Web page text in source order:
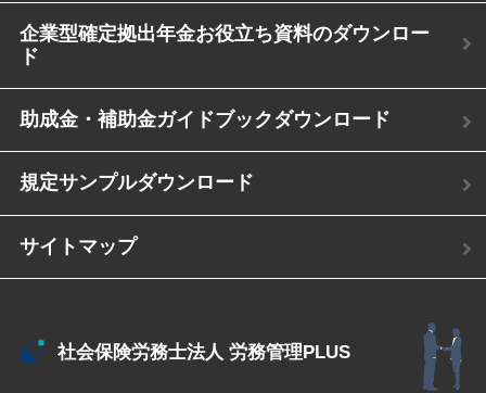
企業型確定拠出年金お役立ち資料のダウンロー
ド
助成金・補助金ガイドブックダウンロード
規定サンプルダウンロード
サイトマップ
社会保険労務士法人 労務管理PLUS